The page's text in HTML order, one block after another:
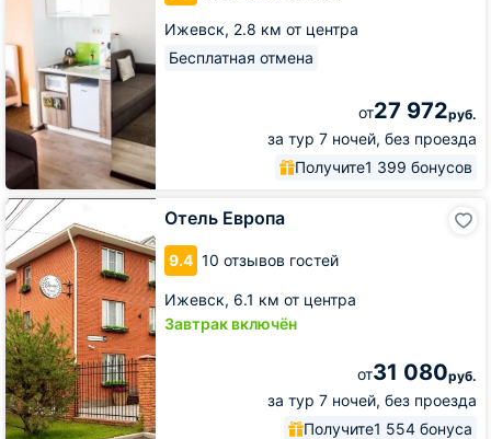
Ижевск, 2.8 км от центра
Бесплатная отмена
от27 972руб.
за тур 7 ночей, без проезда
Получите1 399 бонусов
Отель Европа
9.4 10 отзывов гостей
Ижевск, 6.1 км от центра
Завтрак включён
от31 080руб.
за тур 7 ночей, без проезда
Получите1 554 бонуса
Отель
Европа